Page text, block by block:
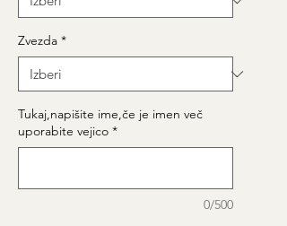
Zvezda *
Tukaj,napišite ime,če je imen več
uporabite vejico *
0/500